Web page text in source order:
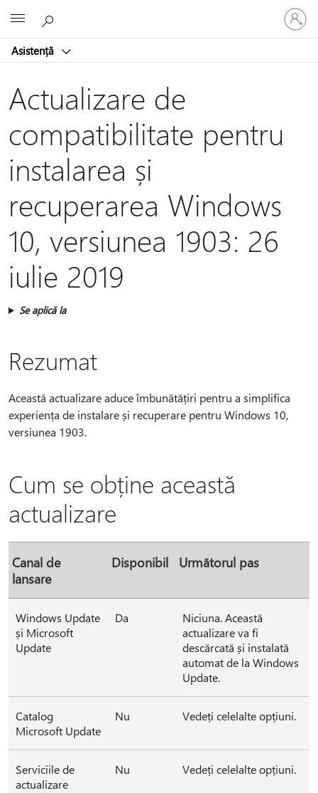
Asistență
vă
la
dvs.
Actualizare de
compatibilitate pentru
instalarea și
recuperarea Windows
10, versiunea 1903: 26
iulie 2019
Se aplică la
Rezumat
Această actualizare aduce îmbunătățiri pentru a simplifica
experiența de instalare și recuperare pentru Windows 10,
versiunea 1903.
Cum se obține această
actualizare
Canal de
lansare
Disponibil Următorul pas
Windows Update
și Microsoft
Update
Da
Niciuna. Această
actualizare va fi
descărcată și instalată
automat de la Windows
Update.
Catalog
Microsoft Update
Nu Vedeți celelalte opțiuni.
Serviciile de
actualizare
Nu Vedeți celelalte opțiuni.